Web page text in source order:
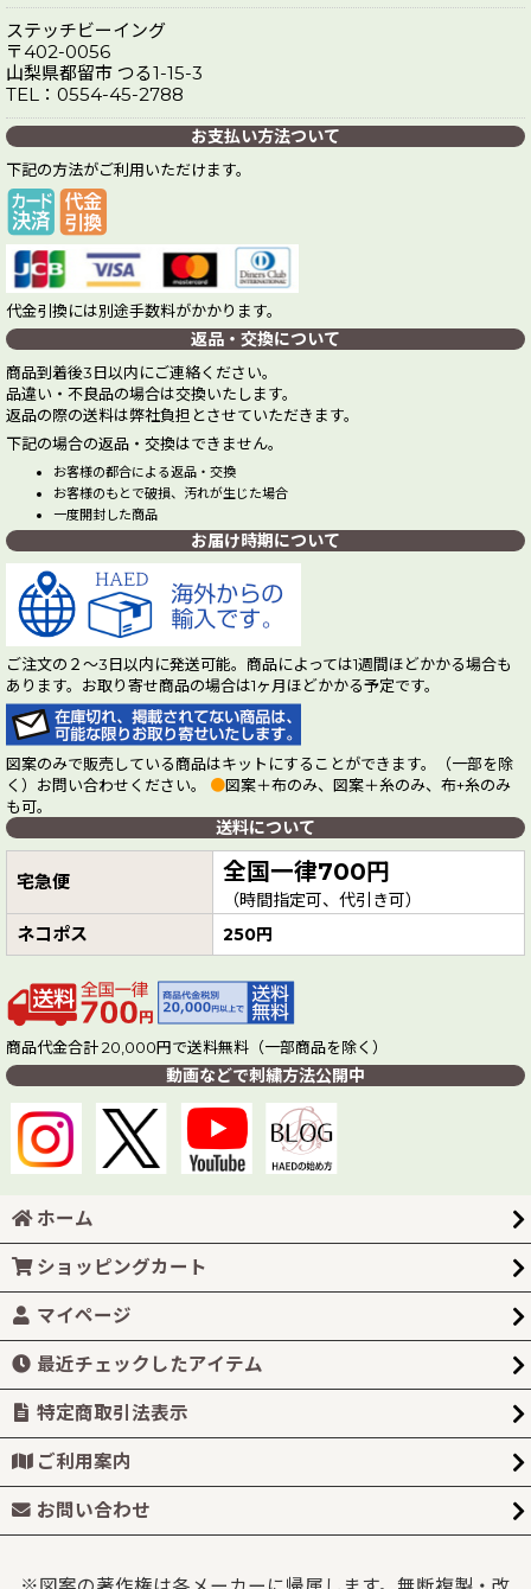
ステッチビーイング
〒402-0056
山梨県都留市 つる1-15-3
TEL：0554-45-2788
お支払い方法ついて
下記の方法がご利用いただけます。
代金引換には別途手数料がかかります。
返品・交換について
商品到着後3日以内にご連絡ください。
品違い・不良品の場合は交換いたします。
返品の際の送料は弊社負担とさせていただきます。
下記の場合の返品・交換はできません。
お客様の都合による返品・交換
お客様のもとで破損、汚れが生じた場合
一度開封した商品
お届け時期について
ご注文の２～3日以内に発送可能。商品によっては1週間ほどかかる場合も
あります。お取り寄せ商品の場合は1ヶ月ほどかかる予定です。
図案のみで販売している商品はキットにすることができます。（一部を除
く）お問い合わせください。 ●図案＋布のみ、図案＋糸のみ、布+糸のみ
も可。
送料について
宅急便 全国一律700円
（時間指定可、代引き可）
ネコポス 250円
商品代金合計 20,000円で送料無料（一部商品を除く）
動画などで刺繍方法公開中
ホーム
ショッピングカート
マイページ
最近チェックしたアイテム
特定商取引法表示
ご利用案内
お問い合わせ